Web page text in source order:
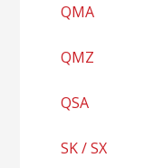
QMA
QMZ
QSA
SK / SX